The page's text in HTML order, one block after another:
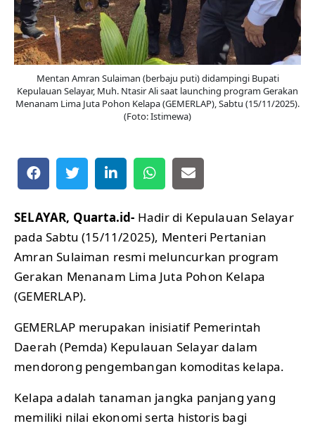
Mentan Amran Sulaiman (berbaju puti) didampingi Bupati
Kepulauan Selayar, Muh. Ntasir Ali saat launching program Gerakan
Menanam Lima Juta Pohon Kelapa (GEMERLAP), Sabtu (15/11/2025).
(Foto: Istimewa)
SELAYAR, Quarta.id- Hadir di Kepulauan Selayar
pada Sabtu (15/11/2025), Menteri Pertanian
Amran Sulaiman resmi meluncurkan program
Gerakan Menanam Lima Juta Pohon Kelapa
(GEMERLAP).
GEMERLAP merupakan inisiatif Pemerintah
Daerah (Pemda) Kepulauan Selayar dalam
mendorong pengembangan komoditas kelapa.
Kelapa adalah tanaman jangka panjang yang
memiliki nilai ekonomi serta historis bagi